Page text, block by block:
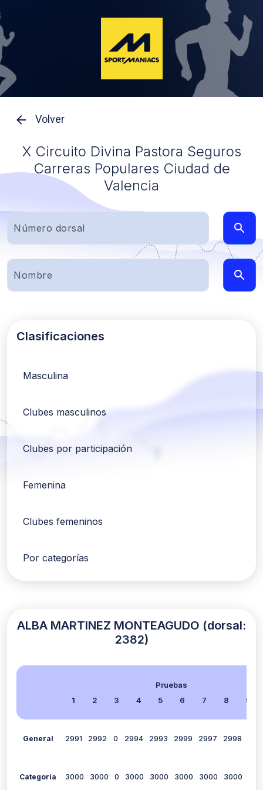
Volver
X Circuito Divina Pastora Seguros
Carreras Populares Ciudad de
Valencia
Clasificaciones
Masculina
Clubes masculinos
Clubes por participación
Femenina
Clubes femeninos
Por categorías
ALBA MARTINEZ MONTEAGUDO (dorsal:
2382)
Pruebas
1
2 3 4 5 6 7 8 9
General 2991 2992 0 2994 2993 2999 2997 2998
Categoría 3000 3000 0 3000 3000 3000 3000 3000